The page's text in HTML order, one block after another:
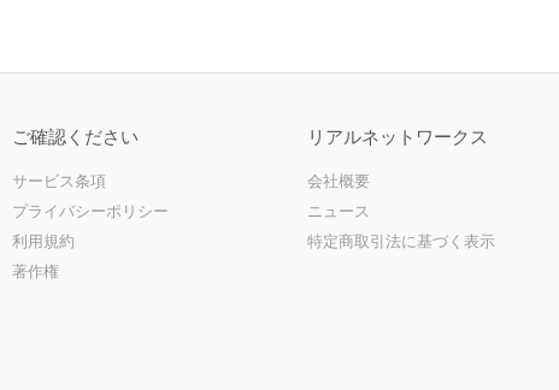
ご確認ください
サービス条項
プライバシーポリシー
利用規約
著作権
リアルネットワークス
会社概要
ニュース
特定商取引法に基づく表示